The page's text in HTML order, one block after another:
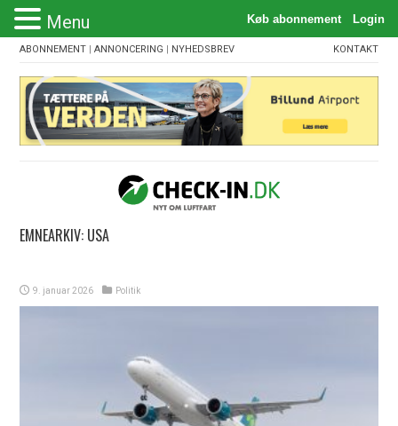
ABONNEMENT |ANNONCERING | NYHEDSBREV KONTAKT
EMNEARKIV: USA
9. januar 2026 Politik
Menu